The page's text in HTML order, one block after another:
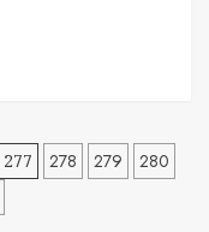
277 278 279 280